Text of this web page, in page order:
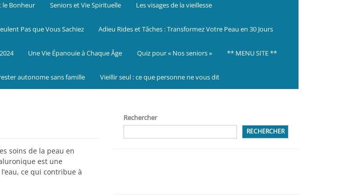
le Bonheur Seniors et Vie Spirituelle Les visages de la vieillesse
Pas que Vous Sachiez Adieu Rides et Tâches : Transformez Votre Peau en 30 Jours
Une Vie Épanouie à Chaque Âge Quiz pour « Nos seniors » ** MENU SITE **
autonome sans famille Vieillir seul : ce que personne ne vous dit
soins de la peau en
est une
ce qui contribue à
Rechercher
RECHERCHER